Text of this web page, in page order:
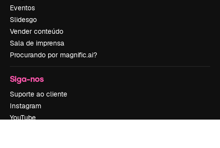
Eventos
Slidesgo
Vender conteúdo
Sala de imprensa
Procurando por magnific.ai?
Siga-nos
Suporte ao cliente
Instagram
YouTube